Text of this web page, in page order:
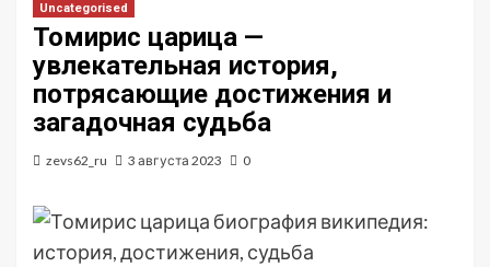
Uncategorised
Томирис царица —
увлекательная история,
потрясающие достижения и
загадочная судьба
zevs62_ru 3 августа 2023 0